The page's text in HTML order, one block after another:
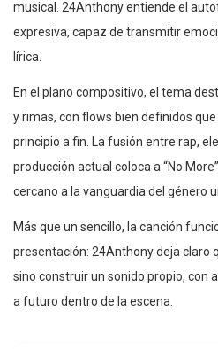
musical. 24Anthony entiende el
expresiva, capaz de transmitir
lírica.
En el plano compositivo, el tema
y rimas, con flows bien definidos
principio a fin. La fusión entre rap,
producción actual coloca a “No
cercano a la vanguardia del género
Más que un sencillo, la canción
presentación: 24Anthony deja claro
sino construir un sonido propio, con
a futuro dentro de la escena.